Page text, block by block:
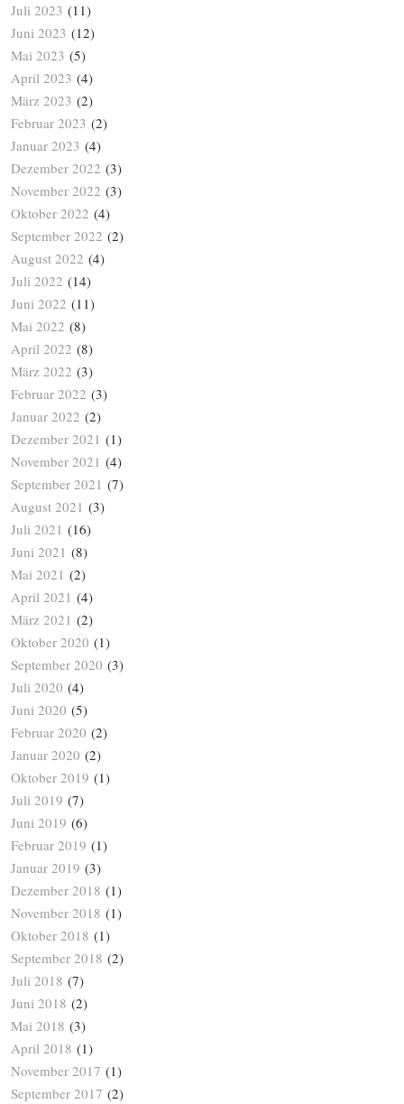
Juli 2023 (11)
Juni 2023 (12)
Mai 2023 (5)
April 2023 (4)
März 2023 (2)
Februar 2023 (2)
Januar 2023 (4)
Dezember 2022 (3)
November 2022 (3)
Oktober 2022 (4)
September 2022 (2)
August 2022 (4)
Juli 2022 (14)
Juni 2022 (11)
Mai 2022 (8)
April 2022 (8)
März 2022 (3)
Februar 2022 (3)
Januar 2022 (2)
Dezember 2021 (1)
November 2021 (4)
September 2021 (7)
August 2021 (3)
Juli 2021 (16)
Juni 2021 (8)
Mai 2021 (2)
April 2021 (4)
März 2021 (2)
Oktober 2020 (1)
September 2020 (3)
Juli 2020 (4)
Juni 2020 (5)
Februar 2020 (2)
Januar 2020 (2)
Oktober 2019 (1)
Juli 2019 (7)
Juni 2019 (6)
Februar 2019 (1)
Januar 2019 (3)
Dezember 2018 (1)
November 2018 (1)
Oktober 2018 (1)
September 2018 (2)
Juli 2018 (7)
Juni 2018 (2)
Mai 2018 (3)
April 2018 (1)
November 2017 (1)
September 2017 (2)